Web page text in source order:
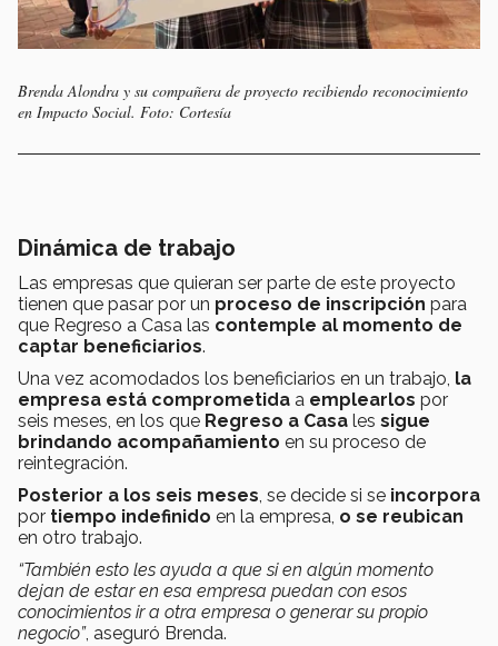
Brenda Alondra y su compañera de proyecto recibiendo reconocimiento
en Impacto Social. Foto: Cortesía
Dinámica de trabajo
Las empresas que quieran ser parte de este proyecto
tienen que pasar por un proceso de inscripción para
que Regreso a Casa las contemple al momento de
captar beneficiarios.
Una vez acomodados los beneficiarios en un trabajo, la
empresa está comprometida a emplearlos por
seis meses, en los que Regreso a Casa les sigue
brindando acompañamiento en su proceso de
reintegración.
Posterior a los seis meses, se decide si se incorpora
por tiempo indefinido en la empresa, o se reubican
en otro trabajo.
“También esto les ayuda a que si en algún momento
dejan de estar en esa empresa puedan con esos
conocimientos ir a otra empresa o generar su propio
negocio”, aseguró Brenda.